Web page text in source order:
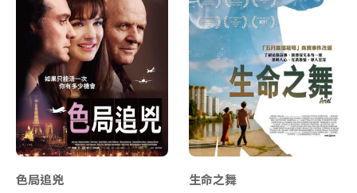
色局追兇 生命之舞